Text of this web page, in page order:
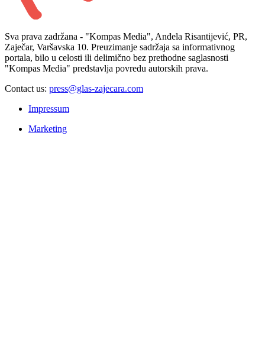
Sva prava zadržana - "Kompas Media", Anđela Risantijević, PR,
Zaječar, Varšavska 10. Preuzimanje sadržaja sa informativnog
portala, bilo u celosti ili delimično bez prethodne saglasnosti
"Kompas Media" predstavlja povredu autorskih prava.
Contact us: press@glas-zajecara.com
Impressum
Marketing